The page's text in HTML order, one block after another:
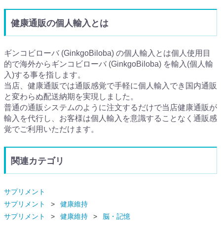
健康通販の個人輸入とは
ギンコビローバ (GinkgoBiloba) の個人輸入とは個人使用目
的で海外からギンコビローバ (GinkgoBiloba) を輸入(個人輸
入)する事を指します。
当店、健康通販では通販感覚で手軽に個人輸入でき国内通販
と変わらぬ配送納期を実現しました。
普通の通販システムのように注文するだけで当店健康通販が
輸入を代行し、お客様は個人輸入を意識することなく通販感
覚でご利用いただけます。
関連カテゴリ
サプリメント
サプリメント
健康維持
サプリメント
健康維持 脳・記憶